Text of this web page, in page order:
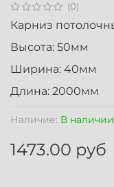
(0)
Наличие: В наличии
1473.00 руб
Карниз
Высота: 50мм
Ширина: 40мм
Длина: 2000мм